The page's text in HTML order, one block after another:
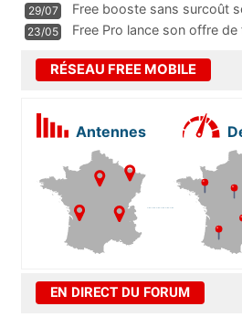
pass
29/07
Free booste sans surcoût
23/05 Free Pro lance son offre
RÉSEAU FREE MOBILE
Antennes
EN DIRECT DU FORUM